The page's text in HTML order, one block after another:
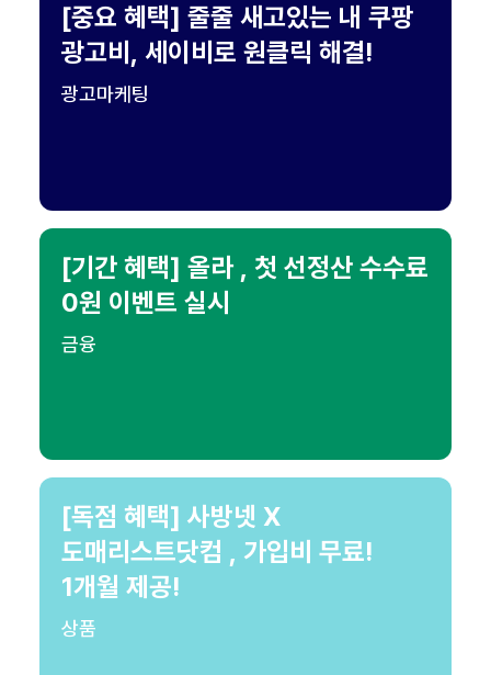
[중요 혜택] 줄줄 새고있는 내 쿠팡
광고비, 세이비로 원클릭 해결!
광고마케팅
[기간 혜택] 올라 , 첫 선정산 수수료
0원 이벤트 실시
금융
[독점 혜택] 사방넷 X
도매리스트닷컴 , 가입비 무료!
1개월 제공!
상품